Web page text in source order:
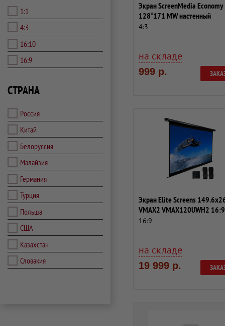
1:1
4:3
16:10
16:9
СТРАНА
Россия
Китай
Белоруссия
Малайзия
Германия
Турция
Польша
США
Казахстан
Словакия
Экран ScreenMedia Economy
128*171 MW настенный
4:3
на складе
999 р.
Экран Elite Screens
VMAX2 VMAX120UWH2 16:9
настенно-по...
16:9
на складе
19 999 р.